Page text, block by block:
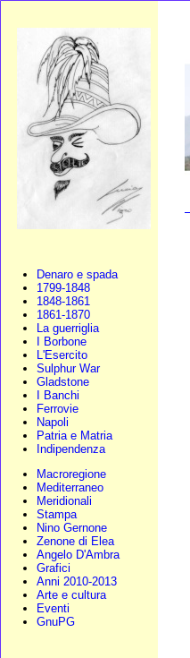
Denaro e spada
1799-1848
1848-1861
1861-1870
La guerriglia
I Borbone
L'Esercito
Sulphur War
Gladstone
I Banchi
Ferrovie
Napoli
Patria e Matria
Indipendenza
Macroregione
Mediterraneo
Meridionali
Stampa
Nino Gernone
Zenone di Elea
Angelo D'Ambra
Grafici
Anni 2010-2013
Arte e cultura
Eventi
GnuPG